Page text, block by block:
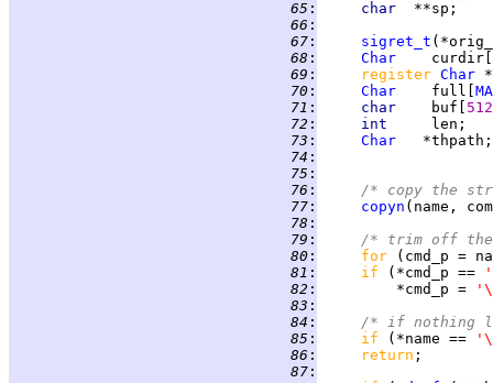
  65
: char
  66
:
  67
:
sigret_t
  68
: Char
    curdir[
  69
: register Char
  70
: Char
    full[
  71
: char buf[ 512
  72
: int
  73
:
Char
  74
:
  75
:
  76
:
/* copy the
  77
: copyn (name,
  78
:
  79
:
/* trim off the
  80
: for
(cmd_p =
  81
: if (*cmd_p ==
  82
:
         *cmd_p =
  83
:
  84
:
/* if nothing
  85
: if (*name ==
  86
: return
  87
: